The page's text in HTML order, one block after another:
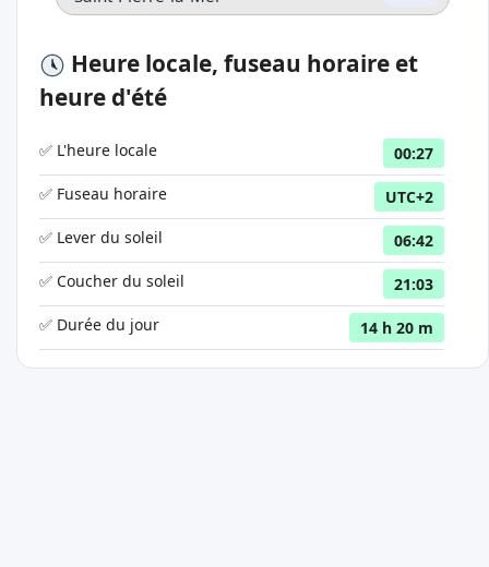
Heure locale, fuseau horaire et
heure d'été
✅ L'heure locale
00:27
✅ Fuseau horaire
UTC+2
✅ Lever du soleil
06:42
✅ Coucher du soleil
21:03
✅ Durée du jour
14 h 20 m